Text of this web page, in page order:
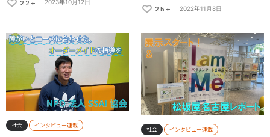
22+
2023年10月12日
25+
2022年11月8日
社会 インタビュー連載
社会 インタビュー連載